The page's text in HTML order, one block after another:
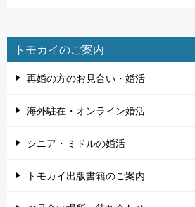
トモカイのご案内
再婚の方のお見合い・婚活
海外駐在・オンライン婚活
シニア・ミドルの婚活
トモカイ出版書籍のご案内